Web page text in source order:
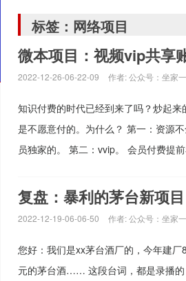
标签：网络项目
微本项目：视频vip共享
2022-12-26-06-22-09 作者:公众号：坐家
知识付费的时代已经到来了吗？炒起
是不愿意付的。为什么？ 第一：资源
员独家的。 第二：vvip。 会员付费提
复盘：暴利的茅台新项目
2022-12-19-06-06-50 作者:公众号：坐家
您好：我们是xx茅台酒厂的，今年建
元的茅台酒…… 这段台词，都是录播的